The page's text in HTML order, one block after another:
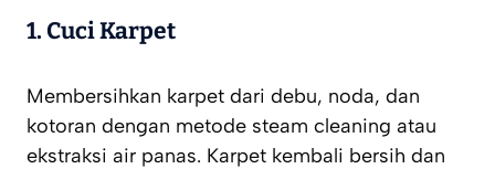
1. Cuci Karpet
Membersihkan karpet dari debu, noda, dan
kotoran dengan metode steam cleaning atau
ekstraksi air panas. Karpet kembali bersih dan